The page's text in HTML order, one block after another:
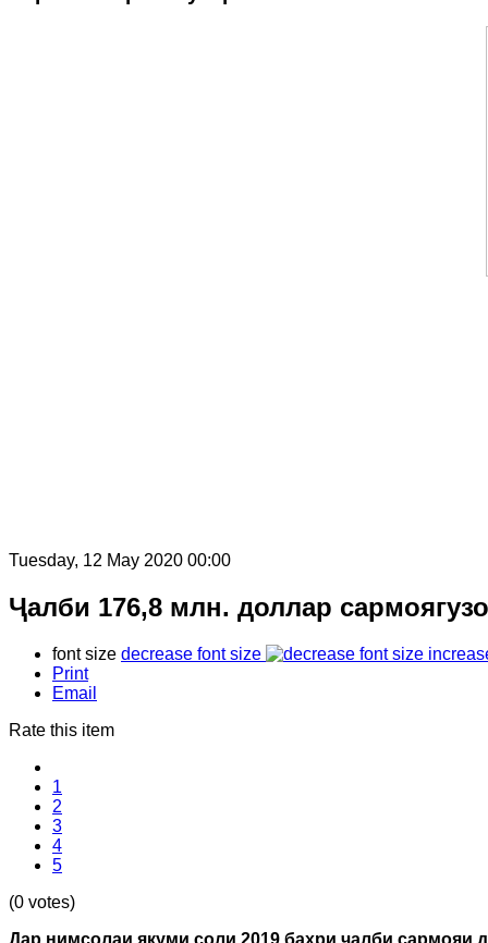
Tuesday, 12 May 2020 00:00
Ҷалби 176,8 млн. доллар
font size decrease font size
Print
Email
Rate this item
1
2
3
4
5
(0 votes)
Дар нимсолаи якуми соли 2019 баҳри ҷалби сармояи